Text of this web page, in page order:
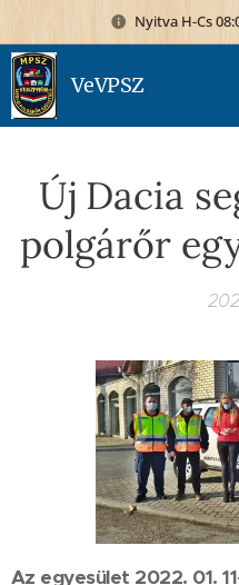
Nyitva H-Cs
VeVPSZ
Új Dacia
polgárőr
Az egyesület 2022. 01.